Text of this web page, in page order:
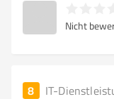
Nicht
8 IT-